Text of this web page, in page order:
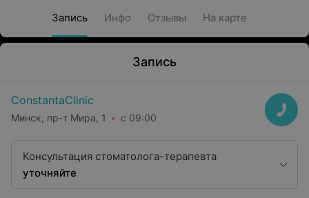
Запись Инфо Отзывы На карте
Запись
ConstantaClinic
Минск, пр-т Мира, 1 с 09:00
Консультация стоматолога-терапевта
уточняйте